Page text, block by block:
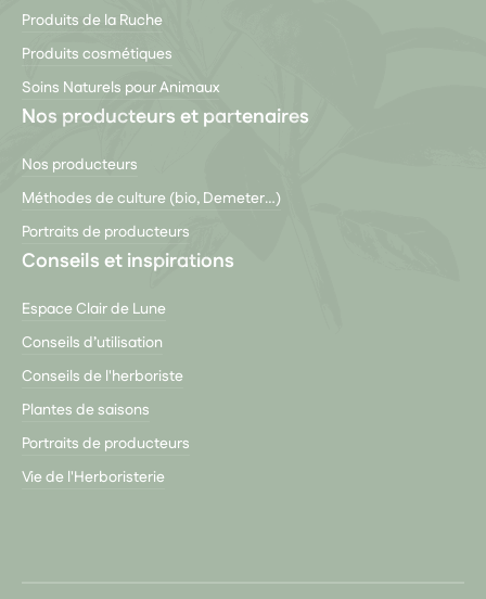
Produits de la Ruche
Produits cosmétiques
Soins Naturels pour Animaux
Nos producteurs et partenaires
Nos producteurs
Méthodes de culture (bio, Demeter…)
Portraits de producteurs
Conseils et inspirations
Espace Clair de Lune
Conseils d’utilisation
Conseils de l'herboriste
Plantes de saisons
Portraits de producteurs
Vie de l'Herboristerie